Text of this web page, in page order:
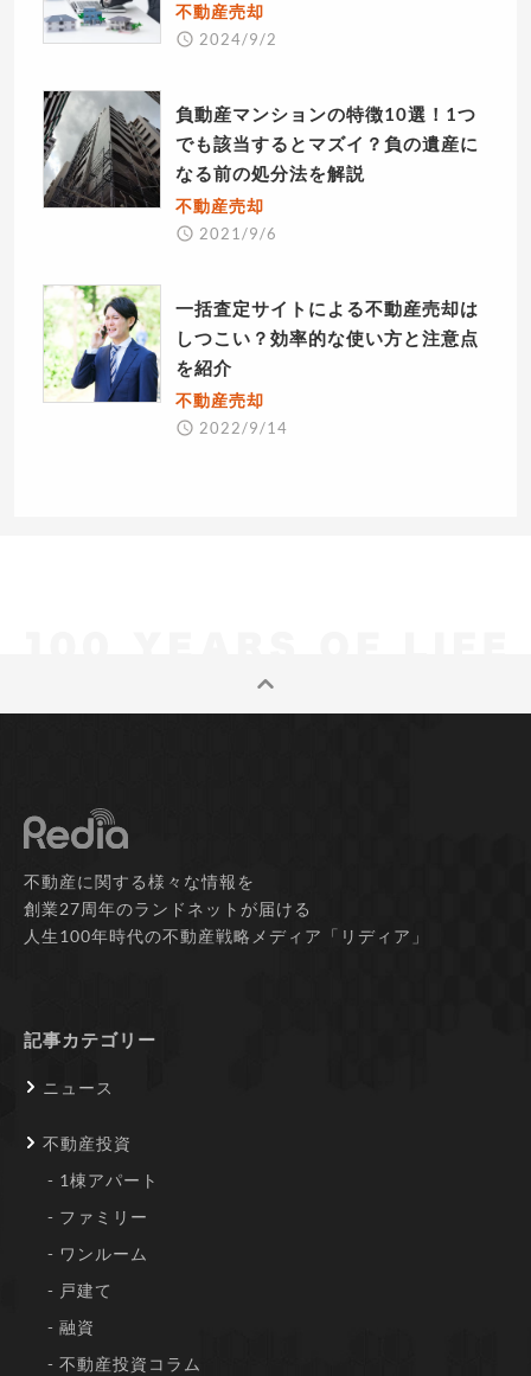
不動産売却
2024/9/2
負動産マンションの特徴10選！1つ
でも該当するとマズイ？負の遺産に
なる前の処分法を解説
不動産売却
2021/9/6
一括査定サイトによる不動産売却は
しつこい？効率的な使い方と注意点
を紹介
不動産売却
2022/9/14
不動産に関する様々な情報を
創業27周年のランドネットが届ける
人生100年時代の不動産戦略メディア「リディア」
記事カテゴリー
ニュース
不動産投資
1棟アパート
ファミリー
ワンルーム
戸建て
融資
不動産投資コラム